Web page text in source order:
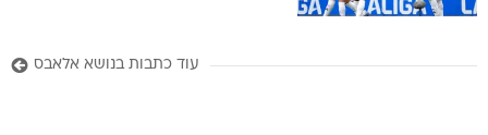
עוד כתבות בנושא אלאבס